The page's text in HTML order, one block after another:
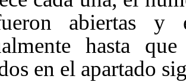
abiertas y
hasta
en el apartado